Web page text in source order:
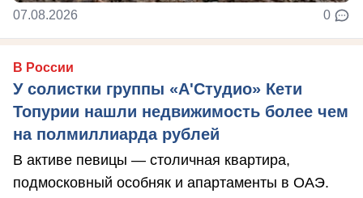
07.08.2026 0
В России
У солистки группы «А'Студио» Кети
Топурии нашли недвижимость более чем
на полмиллиарда рублей
В активе певицы — столичная квартира,
подмосковный особняк и апартаменты в ОАЭ.